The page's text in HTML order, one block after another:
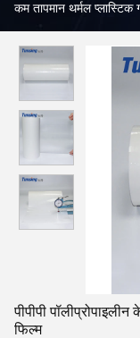
कम तापमान थर्मल प्लास्टिक
पीपीपी
फिल्म